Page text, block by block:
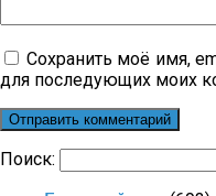
Сохранить моё имя,
для последующих моих
Поиск: